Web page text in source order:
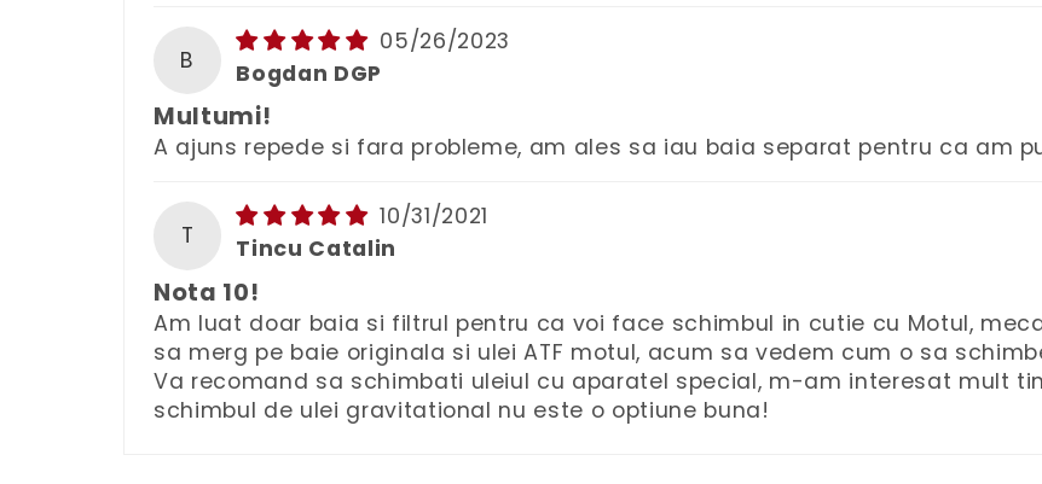
B
05/26/2023
Bogdan DGP
Multumi!
A ajuns repede si fara probleme, am ales sa iau baia separat pentru ca am
T
10/31/2021
Tincu Catalin
Nota 10!
Am luat doar baia si filtrul pentru ca voi face schimbul in cutie cu Motul,
sa merg pe baie originala si ulei ATF motul, acum sa vedem cum o sa
Va recomand sa schimbati uleiul cu aparatel special, m-am interesat mult
schimbul de ulei gravitational nu este o optiune buna!